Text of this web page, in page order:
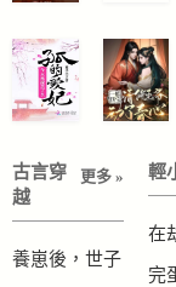
更多 »
古言穿
越
養崽後，世子
輕
在
完